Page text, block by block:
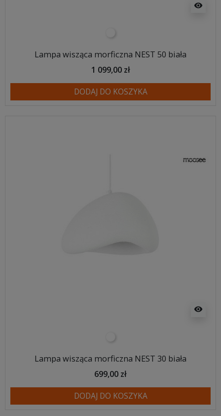
visibility
Lampa wisząca morficzna NEST 50 biała
1 099,00 zł
DODAJ DO KOSZYKA
visibility
Lampa wisząca morficzna NEST 30 biała
699,00 zł
DODAJ DO KOSZYKA